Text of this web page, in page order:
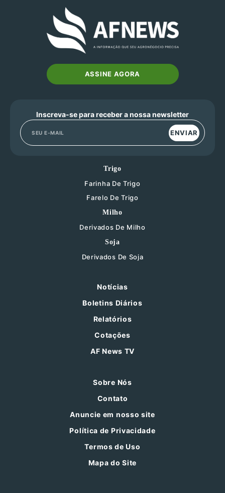
ASSINE AGORA
Inscreva-se para receber a nossa newsletter
ENVIAR
Trigo
Farinha De Trigo
Farelo De Trigo
Milho
Derivados De Milho
Soja
Derivados De Soja
Notícias
Boletins Diários
Relatórios
Cotações
AF News TV
Sobre Nós
Contato
Anuncie em nosso site
Política de Privacidade
Termos de Uso
Mapa do Site